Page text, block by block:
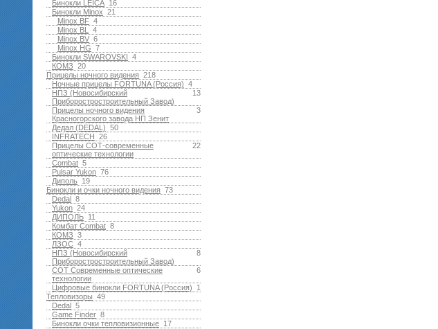
16
Бинокли LEICA
21
Бинокли Minox
4
Minox BF
4
Minox BL
6
Minox BV
7
Minox HG
4
Бинокли SWAROVSKI
20
КОМЗ
218
Прицелы ночного видения
4
Ночные прицелы FORTUNA (Россия)
13
НПЗ (Новосибирский
Приборостростроительный Завод)
3
Прицелы ночного видения
Красногорского завода НП Зенит
50
Дедал (DEDAL)
26
INFRATECH
22
Прицелы СОТ-современные
оптические технологии
5
Combat
76
Pulsar Yukon
19
Диполь
73
Бинокли и очки ночного видения
8
Dedal
24
Yukon
11
ДИПОЛЬ
8
Комбат Combat
3
КОМЗ
4
ЛЗОС
8
НПЗ (Новосибирский
Приборостростроительный Завод)
6
СОТ Современные оптические
технологии
1
Цифровые бинокли FORTUNA (Россия)
49
Тепловизоры
5
Dedal
8
Game Finder
17
Бинокли очки тепловизионные